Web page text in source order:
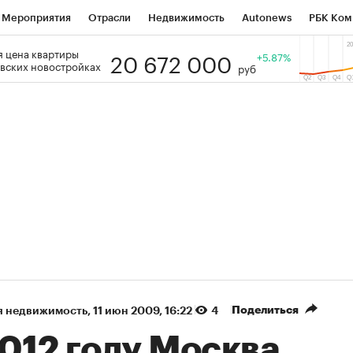
Мероприятия Отрасли Недвижимость Autonews РБК
РБК Образование Тренды
цена квартиры
новостройках
20 672 000 руб
+5.87%
недвижимость⁠, 11 июн 2009, 16:22 4 Поделиться